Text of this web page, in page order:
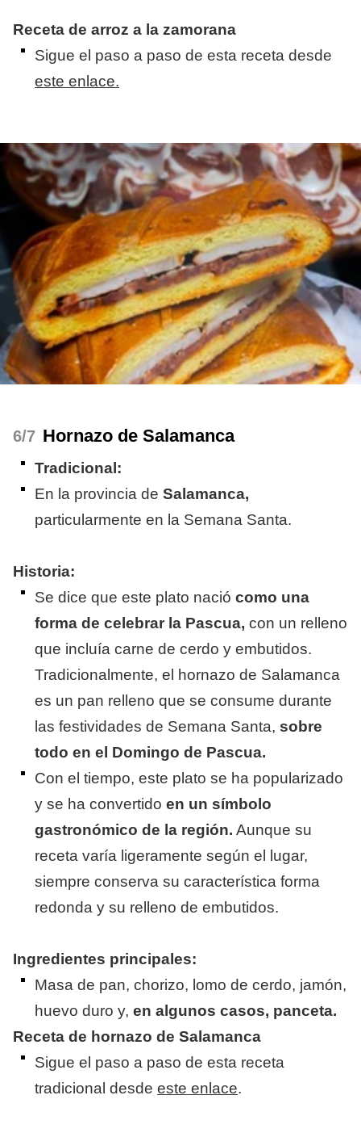
Receta de arroz a la zamorana
​Sigue el paso a paso de esta receta desde
este enlace.
/7 Hornazo de Salamanca
Tradicional:
En la provincia de Salamanca,
particularmente en la Semana Santa.
Historia:
Se dice que este plato nació como una
forma de celebrar la Pascua, con un relleno
que incluía carne de cerdo y embutidos.
Tradicionalmente, el hornazo de Salamanca
es un pan relleno que se consume durante
las festividades de Semana Santa, sobre
todo en el Domingo de Pascua.
Con el tiempo, este plato se ha popularizado
y se ha convertido en un símbolo
gastronómico de la región. Aunque su
receta varía ligeramente según el lugar,
siempre conserva su característica forma
redonda y su relleno de embutidos.
Ingredientes principales:
Masa de pan, chorizo, lomo de cerdo, jamón,
huevo duro y, en algunos casos, panceta.
Receta de hornazo de Salamanca
​Sigue el paso a paso de esta receta
tradicional desde este enlace.